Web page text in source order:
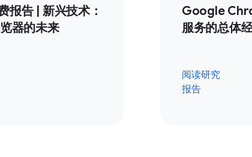
报告 | 新兴技术：
器的未来
Google
服务的总体
阅读研究
报告